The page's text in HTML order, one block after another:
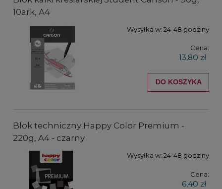
10ark, A4
Wysyłka w: 24-48 godziny
Cena:
13,80 zł
DO KOSZYKA
Blok techniczny Happy Color Premium -
220g, A4 - czarny
Wysyłka w: 24-48 godziny
Cena:
6,40 zł